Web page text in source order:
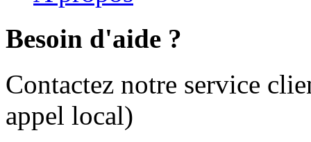
Besoin d'aide ?
Contactez notre service
appel local)